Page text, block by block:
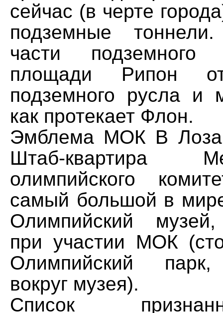
сейчас (в черте
подземные
части подземного
площади Рипон
подземного русла и
как протекает Флон.
Эмблема МОК В
Штаб-квартира
олимпийского
самый большой в
Олимпийский
при участии МОК
Олимпийский
вокруг музея).
Список